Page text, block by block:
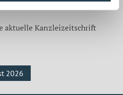
aktuelle Kanzleizeitschrift
2026